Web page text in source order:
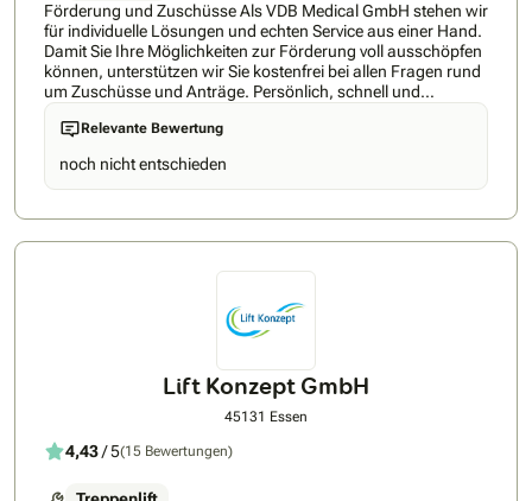
Förderung und Zuschüsse Als VDB Medical GmbH stehen wir
für individuelle Lösungen und echten Service aus einer Hand.
Damit Sie Ihre Möglichkeiten zur Förderung voll ausschöpfen
können, unterstützen wir Sie kostenfrei bei allen Fragen rund
um Zuschüsse und Anträge. Persönlich, schnell und
kompetent – genau so, wie man es sich wünscht. Auf
folgende Vorteile bei der VDB Medical GmbH dürfen Sie sich
freuen: • Direktvertrieb – alles aus einer Hand • Eigene
Servicetechniker mit kurzen Reaktionszeiten • Schnellste
Lieferzeit: ab 1 Woche • Bestpreis-Garantie • 24h Rückruf-
Unterstützung bei Förderungen & Zuschüssen • Bis zu 100
Relevante Bewertung
noch nicht entschieden
Lift Konzept GmbH
45131 Essen
4,43/ 5(15 Bewertungen)